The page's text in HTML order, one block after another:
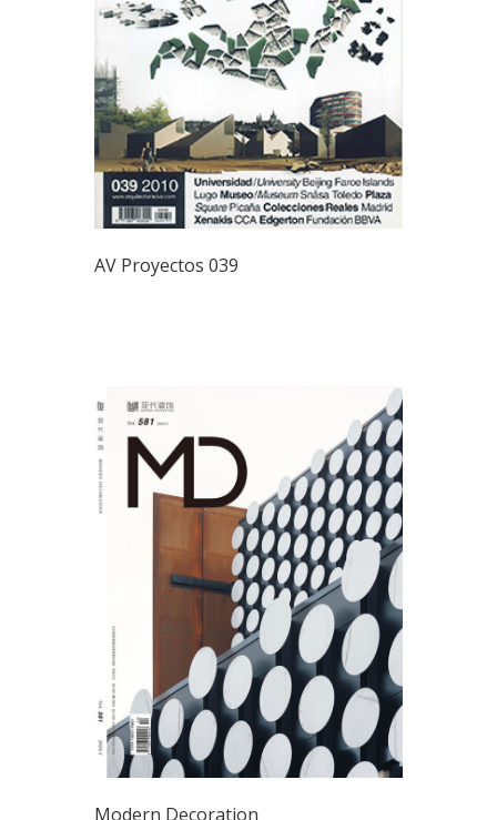
AV Proyectos 039
Modern Decoration